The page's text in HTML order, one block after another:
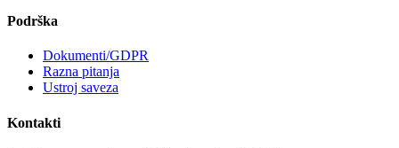
Podrška
Dokumenti/GDPR
Razna pitanja
Ustroj saveza
Kontakti